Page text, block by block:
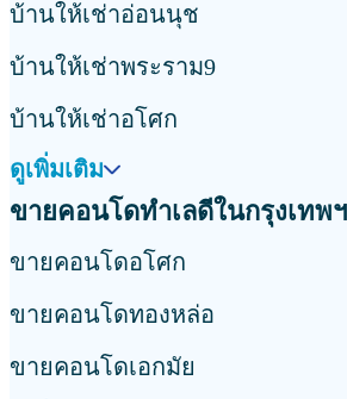
บ้านให้เช่าอ่อนนุช
บ้านให้เช่าพระราม9
บ้านให้เช่าอโศก
ดูเพิ่มเติม
ขายคอนโดทำเลดีในกรุงเทพฯ
ขายคอนโดอโศก
ขายคอนโดทองหล่อ
ขายคอนโดเอกมัย